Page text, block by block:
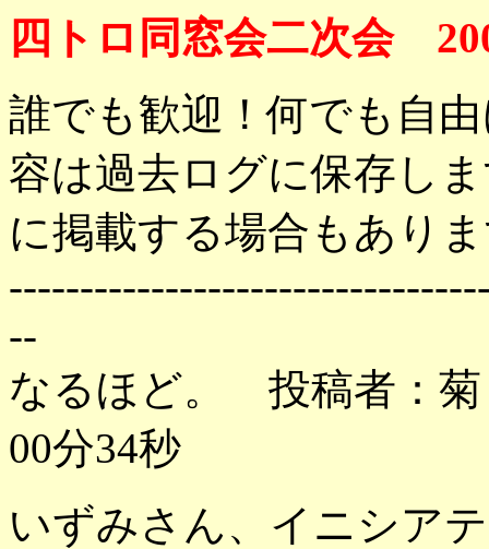
四トロ同窓会二次会
誰でも歓迎！何でも自
容は過去ログに保存し
に掲載する場合もあり
--
なるほど。 投稿者：
00分34秒
いずみさん、イニシア